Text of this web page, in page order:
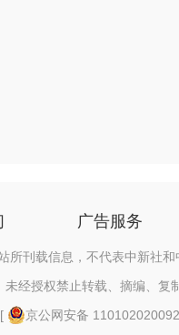
广告服务
所刊载信息，不代表中新社
未经授权禁止转载、摘编、复
京公网安备